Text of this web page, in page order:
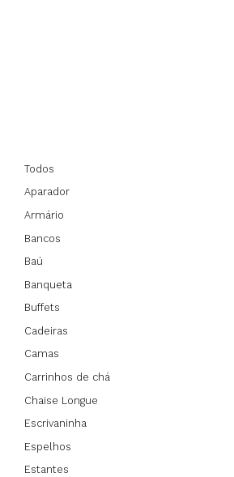
Todos
Aparador
Armário
Bancos
Baú
Banqueta
Buffets
Cadeiras
Camas
Carrinhos de chá
Chaise Longue
Escrivaninha
Espelhos
Estantes